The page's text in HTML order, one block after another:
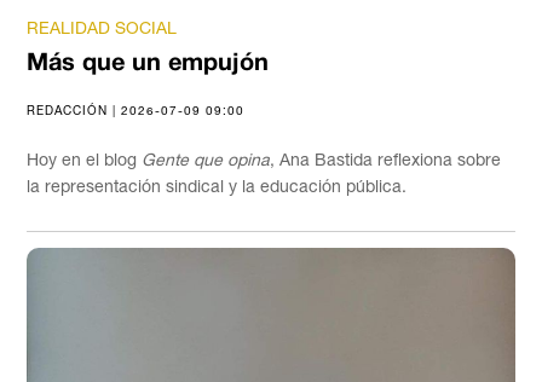
REALIDAD SOCIAL
Más que un empujón
REDACCIÓN | 2026-07-09 09:00
Hoy en el blog Gente que opina, Ana Bastida reflexiona sobre
la representación sindical y la educación pública.